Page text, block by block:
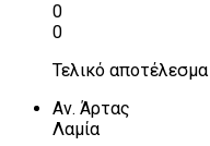
0
0
Τελικό αποτέλεσμα
Αν. Άρτας
Λαμία